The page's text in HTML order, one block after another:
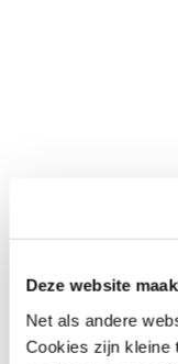
Deze website
Net als andere
Cookies zijn kleine